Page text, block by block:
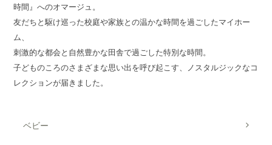
時間』へのオマージュ。
友だちと駆け巡った校庭や家族との温かな時間を過ごしたマイホー
ム、
刺激的な都会と自然豊かな田舎で過ごした特別な時間。
子どものころのさまざまな思い出を呼び起こす、ノスタルジックなコ
レクションが届きました。
ベビー